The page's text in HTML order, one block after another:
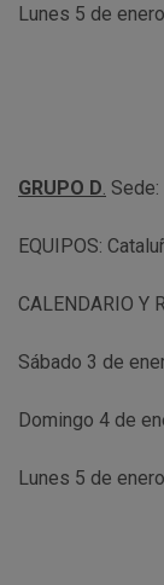
Lunes 5 de
GRUPO D. Sede:
EQUIPOS:
CALENDARIO Y
Sábado 3 de
Domingo 4 de
Lunes 5 de